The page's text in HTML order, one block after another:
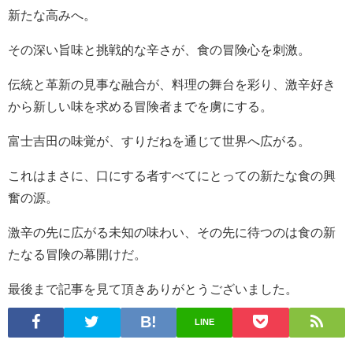
新たな高みへ。
その深い旨味と挑戦的な辛さが、食の冒険心を刺激。
伝統と革新の見事な融合が、料理の舞台を彩り、激辛好き
から新しい味を求める冒険者までを虜にする。
富士吉田の味覚が、すりだねを通じて世界へ広がる。
これはまさに、口にする者すべてにとっての新たな食の興
奮の源。
激辛の先に広がる未知の味わい、その先に待つのは食の新
たなる冒険の幕開けだ。
最後まで記事を見て頂きありがとうございました。
LINE